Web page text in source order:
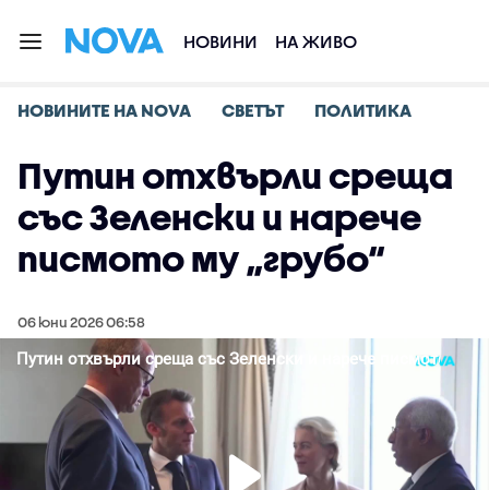
НОВИНИ НА ЖИВО
НОВИНИТЕ НА NOVA СВЕТЪТ ПОЛИТИКА
Путин отхвърли среща
със Зеленски и нарече
писмото му „грубо“
06 юни 2026 06:58